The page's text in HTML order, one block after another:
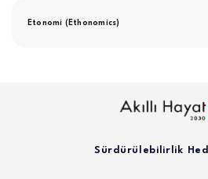
Etonomi (Ethonomics)
Sürdürülebilirlik